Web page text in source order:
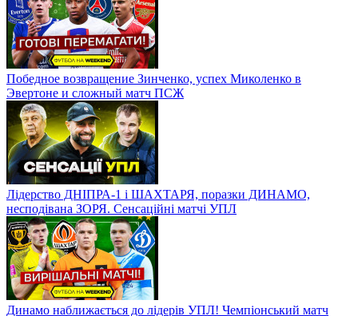
чи вдасться стати основним?
Малиновському не довіряють, новий тренер Миколенка?
Зінченко в Кубку Англії
Победное возвращение Зинченко, успех Миколенко в
Эвертоне и сложный матч ПСЖ